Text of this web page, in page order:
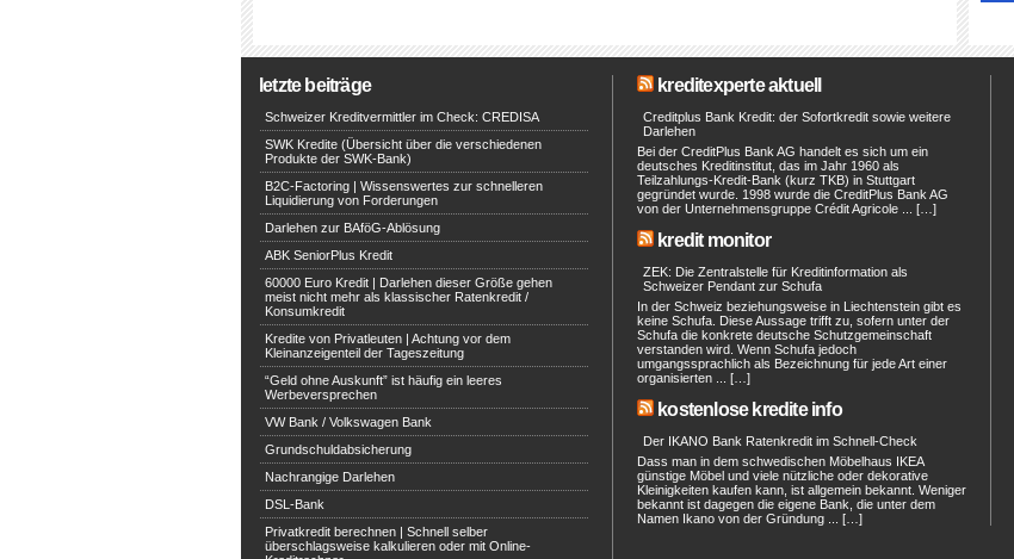
letzte beiträge
Schweizer Kreditvermittler im Check: CREDISA
SWK Kredite (Übersicht über die verschiedenen
Produkte der SWK-Bank)
B2C-Factoring | Wissenswertes zur schnelleren
Liquidierung von Forderungen
Darlehen zur BAföG-Ablösung
ABK SeniorPlus Kredit
60000 Euro Kredit | Darlehen dieser Größe gehen
meist nicht mehr als klassischer Ratenkredit /
Konsumkredit
Kredite von Privatleuten | Achtung vor dem
Kleinanzeigenteil der Tageszeitung
“Geld ohne Auskunft” ist häufig ein leeres
Werbeversprechen
VW Bank / Volkswagen Bank
Grundschuldabsicherung
Nachrangige Darlehen
DSL-Bank
Privatkredit berechnen | Schnell selber
überschlagsweise kalkulieren oder mit Online-
kreditexperte aktuell
Creditplus Bank Kredit: der Sofortkredit sowie weitere
Darlehen
Bei der CreditPlus Bank AG handelt es sich um ein
deutsches Kreditinstitut, das im Jahr 1960 als
Teilzahlungs-Kredit-Bank (kurz TKB) in Stuttgart
gegründet wurde. 1998 wurde die CreditPlus Bank AG
von der Unternehmensgruppe Crédit Agricole ... […]
kredit monitor
ZEK: Die Zentralstelle für Kreditinformation als
Schweizer Pendant zur Schufa
In der Schweiz beziehungsweise in Liechtenstein gibt es
keine Schufa. Diese Aussage trifft zu, sofern unter der
Schufa die konkrete deutsche Schutzgemeinschaft
verstanden wird. Wenn Schufa jedoch
umgangssprachlich als Bezeichnung für jede Art einer
organisierten ... […]
kostenlose kredite info
Der IKANO Bank Ratenkredit im Schnell-Check
Dass man in dem schwedischen Möbelhaus IKEA
günstige Möbel und viele nützliche oder dekorative
Kleinigkeiten kaufen kann, ist allgemein bekannt. Weniger
bekannt ist dagegen die eigene Bank, die unter dem
Namen Ikano von der Gründung ... […]